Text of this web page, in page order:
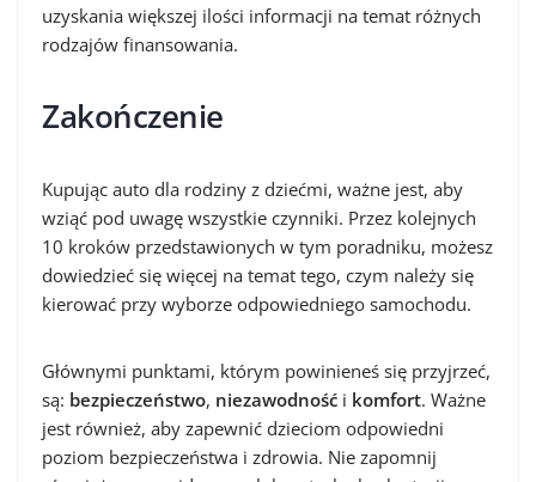
uzyskania większej ilości informacji na temat różnych
rodzajów finansowania.
Zakończenie
Kupując auto dla rodziny z dziećmi, ważne jest, aby
wziąć pod uwagę wszystkie czynniki. Przez kolejnych
10 kroków przedstawionych w tym poradniku, możesz
dowiedzieć się więcej na temat tego, czym należy się
kierować przy wyborze odpowiedniego samochodu.
Głównymi punktami, którym powinieneś się przyjrzeć,
są: bezpieczeństwo, niezawodność i komfort. Ważne
jest również, aby zapewnić dzieciom odpowiedni
poziom bezpieczeństwa i zdrowia. Nie zapomnij